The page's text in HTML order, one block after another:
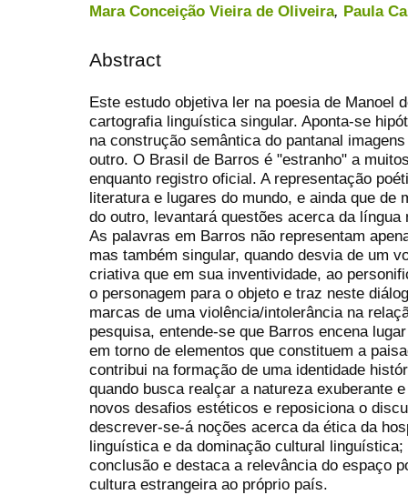
Mara Conceição Vieira de Oliveira, Paula
Abstract
Este estudo objetiva ler na poesia de Manoel
cartografia linguística singular. Aponta-se
na construção semântica do pantanal
outro. O Brasil de Barros é "estranho" a
enquanto registro oficial. A representação
literatura e lugares do mundo, e ainda que de
do outro, levantará questões acerca da
As palavras em Barros não representam
mas também singular, quando desvia de um
criativa que em sua inventividade, ao
o personagem para o objeto e traz neste
marcas de uma violência/intolerância na
pesquisa, entende-se que Barros encena
em torno de elementos que constituem a
contribui na formação de uma identidade
quando busca realçar a natureza exuberante
novos desafios estéticos e reposiciona o
descrever-se-á noções acerca da ética da
linguística e da dominação cultural
conclusão e destaca a relevância do espaço
cultura estrangeira ao próprio país.